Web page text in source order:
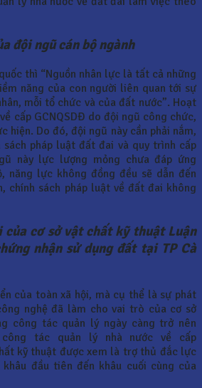
đội ngũ cán bộ ngành
thì “Nguồn nhân lực là tất cả những
năng của con người liên quan tới sự
mỗi tổ chức và của đất nước”. Hoạt
cấp GCNQSDĐ do đội ngũ công chức,
hiện. Do đó, đội ngũ này cần phải nắm,
sách pháp luật đất đai và quy trình cấp
này lực lượng mỏng chưa đáp ứng
năng lực không đồng đều sẽ dẫn đến
chính sách pháp luật về đất đai không
của cơ sở vật chất kỹ thuật Luận
nhận sử dụng đất tại TP Cà
của toàn xã hội, mà cụ thể là sự phát
nghệ đã làm cho vai trò của cơ sở
công tác quản lý ngày càng trở nên
tác quản lý nhà nước về cấp
kỹ thuật được xem là trợ thủ đắc lực
đầu tiên đến khâu cuối cùng của